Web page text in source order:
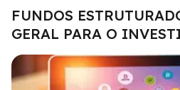
FUNDOS
GERAL PARA O